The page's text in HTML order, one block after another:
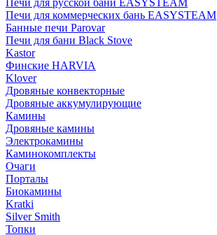
Печи для русской бани EASYSTEAM
Печи для коммерческих бань EASYSTEAM
Банные печи Parovar
Печи для бани Black Stove
Kastor
Финские HARVIA
Klover
Дровяные конвекторные
Дровяные аккумулирующие
Камины
Дровяные камины
Электрокамины
Каминокомплекты
Очаги
Порталы
Биокамины
Kratki
Silver Smith
Топки